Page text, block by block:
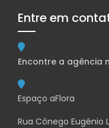
Entre em
Encontre a agência
Espaço aFlora
Rua Cônego Eugênio